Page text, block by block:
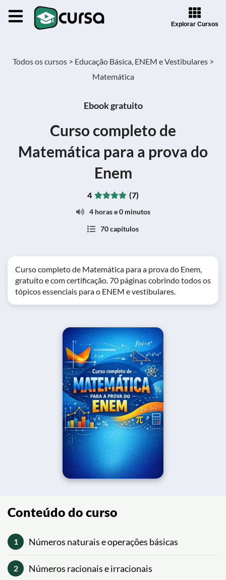
Explorar Cursos
Todos os cursos > Educação Básica, ENEM e Vestibulares >
Matemática
Ebook gratuito
Curso completo de
Matemática para a prova do
Enem
4 (7)
4 horas e 0 minutos
70 capítulos
Curso completo de Matemática para a prova do Enem,
gratuito e com certificação. 70 páginas cobrindo todos os
tópicos essenciais para o ENEM e vestibulares.
Conteúdo do curso
1 Números naturais e operações básicas
2 Números racionais e irracionais